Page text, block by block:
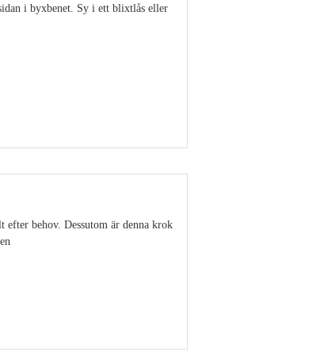
i byxbenet. Sy i ett blixtlås eller
efter behov. Dessutom är denna krok